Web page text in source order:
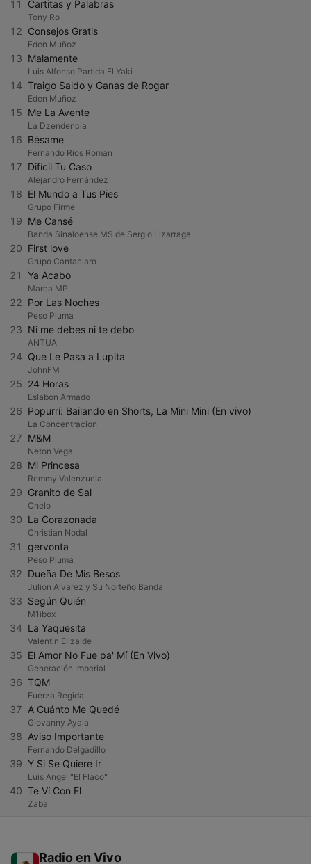
11 Cartitas y Palabras
Tony Ro
12 Consejos Gratis
Eden Muñoz
13 Malamente
Luis Alfonso Partida El Yaki
14 Traigo Saldo y Ganas de Rogar
Eden Muñoz
15 Me La Avente
La Dzendencia
16 Bésame
Fernando Rios Roman
17 Difícil Tu Caso
Alejandro Fernández
18 El Mundo a Tus Pies
Grupo Firme
19 Me Cansé
Banda Sinaloense MS de Sergio Lizarraga
20 First love
Grupo Cantaclaro
21 Ya Acabo
Marca MP
22 Por Las Noches
Peso Pluma
23 Ni me debes ni te debo
ANTUA
24 Que Le Pasa a Lupita
JohnFM
25 24 Horas
Eslabon Armado
26 Popurrí: Bailando en Shorts, La Mini Mini (En vivo)
La Concentracion
27 M&M
Neton Vega
28 Mi Princesa
Remmy Valenzuela
29 Granito de Sal
Chelo
30 La Corazonada
Christian Nodal
31 gervonta
Peso Pluma
32 Dueña De Mis Besos
Julion Alvarez y Su Norteño Banda
33 Según Quién
M1ibox
34 La Yaquesita
Valentin Elizalde
35 El Amor No Fue pa' Mí (En Vivo)
Generación Imperial
36 TQM
Fuerza Regida
37 A Cuánto Me Quedé
Giovanny Ayala
38 Aviso Importante
Fernando Delgadillo
39 Y Si Se Quiere Ir
Luis Angel "El Flaco"
40 Te Ví Con El
Zaba
Radio en Vivo